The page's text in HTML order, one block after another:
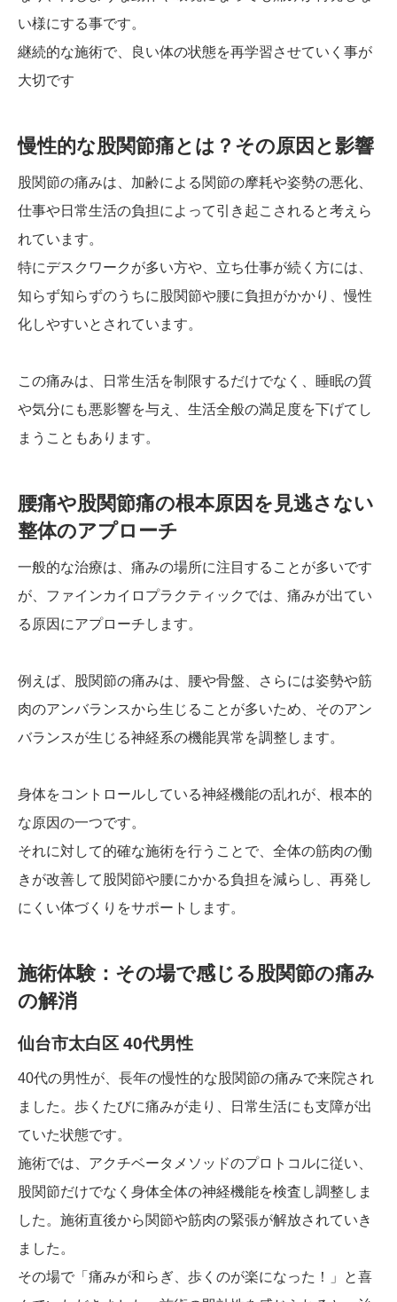
い様にする事です。
継続的な施術で、良い体の状態を再学習させていく事が
大切です
慢性的な股関節痛とは？その原因と影響
股関節の痛みは、加齢による関節の摩耗や姿勢の悪化、
仕事や日常生活の負担によって引き起こされると考えら
れています。
特にデスクワークが多い方や、立ち仕事が続く方には、
知らず知らずのうちに股関節や腰に負担がかかり、慢性
化しやすいとされています。
この痛みは、日常生活を制限するだけでなく、睡眠の質
や気分にも悪影響を与え、生活全般の満足度を下げてし
まうこともあります。
腰痛や股関節痛の根本原因を見逃さない
整体のアプローチ
一般的な治療は、痛みの場所に注目することが多いです
が、ファインカイロプラクティックでは、痛みが出てい
る原因にアプローチします。
例えば、股関節の痛みは、腰や骨盤、さらには姿勢や筋
肉のアンバランスから生じることが多いため、そのアン
バランスが生じる神経系の機能異常を調整します。
身体をコントロールしている神経機能の乱れが、根本的
な原因の一つです。
それに対して的確な施術を行うことで、全体の筋肉の働
きが改善して股関節や腰にかかる負担を減らし、再発し
にくい体づくりをサポートします。
施術体験：その場で感じる股関節の痛み
の解消
仙台市太白区 40代男性
40代の男性が、長年の慢性的な股関節の痛みで来院され
ました。歩くたびに痛みが走り、日常生活にも支障が出
ていた状態です。
施術では、アクチベータメソッドのプロトコルに従い、
股関節だけでなく身体全体の神経機能を検査し調整しま
した。施術直後から関節や筋肉の緊張が解放されていき
ました。
その場で「痛みが和らぎ、歩くのが楽になった！」と喜